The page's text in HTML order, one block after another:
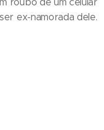
ex-namorada dele.